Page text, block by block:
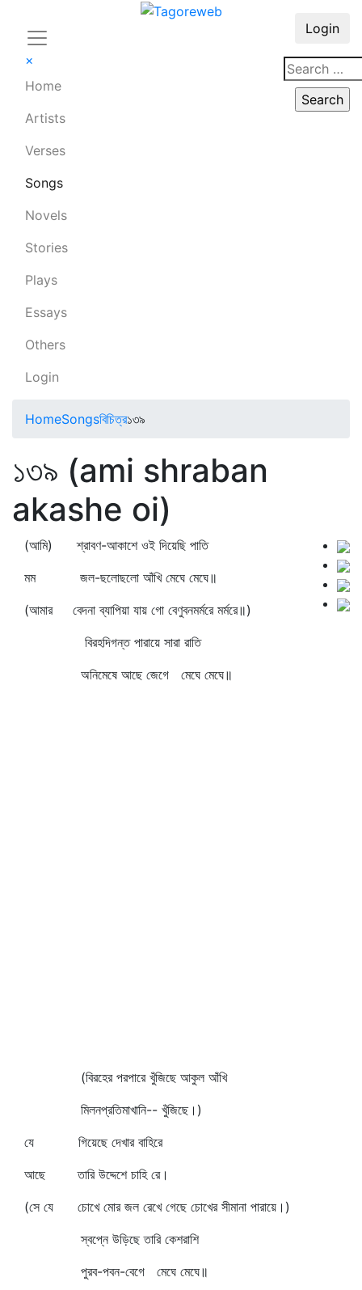
×
Home
Artists
Verses
Songs
Novels
Stories
Plays
Essays
Others
Login
Login
HomeSongsবিচিত্র১৩৯
১৩৯ (ami shraban
akashe oi)
(আমি) শ্রাবণ-আকাশে ওই দিয়েছি পাতি
মম জল-ছলোছলো আঁখি মেঘে মেঘে॥
(আমার বেদনা ব্যাপিয়া যায় গো বেণুবনমর্মরে মর্মরে॥)
বিরহদিগন্ত পারায়ে সারা রাতি
অনিমেষে আছে জেগে মেঘে মেঘে॥
(বিরহের পরপারে খুঁজিছে আকুল আঁখি
মিলনপ্রতিমাখানি-- খুঁজিছে।)
যে গিয়েছে দেখার বাহিরে
আছে তারি উদ্দেশে চাহি রে।
(সে যে চোখে মোর জল রেখে গেছে চোখের সীমানা পারায়ে।)
স্বপ্নে উড়িছে তারি কেশরাশি
পুরব-পবন-বেগে মেঘে মেঘে॥